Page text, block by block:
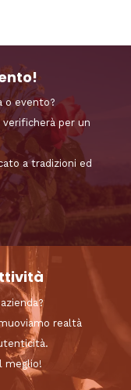
o evento?
per un
a tradizioni ed
realtà
meglio!